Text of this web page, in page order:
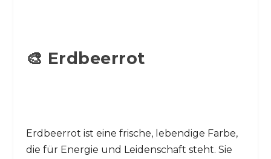
🎨 Erdbeerrot
Erdbeerrot ist eine frische, lebendige Farbe,
die für Energie und Leidenschaft steht. Sie